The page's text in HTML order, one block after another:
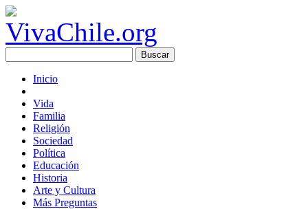
Inicio
Vida
Familia
Religión
Sociedad
Política
Educación
Historia
Arte y Cultura
Más Preguntas